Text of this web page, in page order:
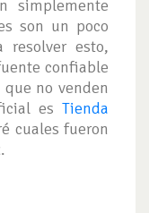
simplemente
son un poco
resolver esto,
confiable
no venden
es Tienda
cuales fueron